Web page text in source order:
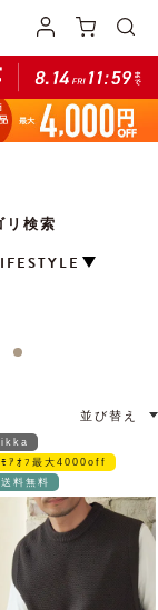
リ検索
並び替え
ikka
ﾓｱｵﾌ最大4000off
送料無料